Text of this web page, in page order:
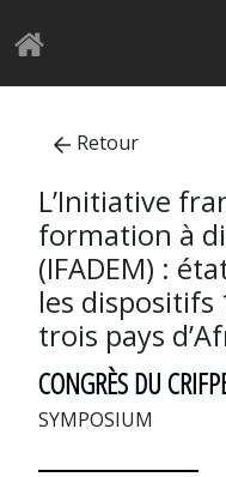
Retour
L’Initiative
formation à
(IFADEM) :
les dispositifs
trois pays
CONGRÈS DU
SYMPOSIUM